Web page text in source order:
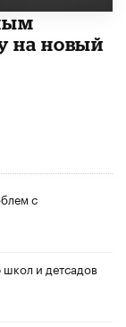
на новый
с
и детсадов